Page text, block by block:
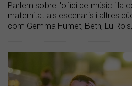
Parlem sobre l'ofici de músic i la
maternitat als escenaris i altres
com Gemma Humet, Beth, Lu